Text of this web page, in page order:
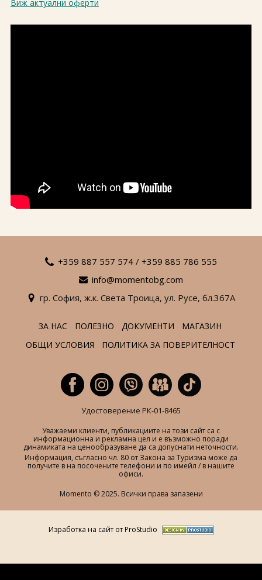
Виж актуални оферти
+359 887 557 574 / +359 885 786 555
info@momentobg.com
гр. София, ж.к. Света Троица, ул. Русе, бл.367А
ЗА НАС ПОЛЕЗНО ДОКУМЕНТИ
МАГАЗИН
ОБЩИ УСЛОВИЯ
ПОЛИТИКА ЗА ПОВЕРИТЕЛНОСТ
Удостоверение РК-01-8465
Уважаеми клиенти, публикациите на този сайт са с
информационна и рекламна цел и е възможно поради
динамиката на ценообразуване да са допуснати неточности.
Информация, съгласно чл. 80 от Закона за Туризма може да
получите в на посочените телефони и по имейл / в нашите
офиси.
Momento © 2025. Всички права запазени
Изработка на сайт от ProStudio